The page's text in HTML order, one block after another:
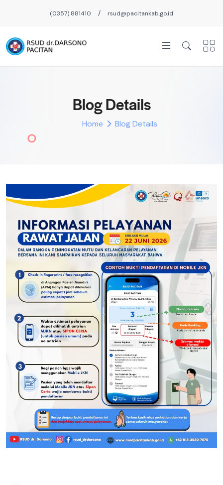
(0357) 881410 / rsud@pacitankab.go.id
Blog Details
Home Blog Details